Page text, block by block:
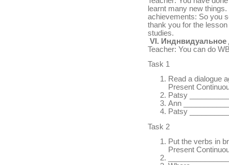
learnt many new
achievements: So you
thank you for the
studies.
VI .
Teacher: You can do
Task 1
Read a dialogue
Present
Patsy
Ann
Patsy
Task 2
Put the verbs in
Present